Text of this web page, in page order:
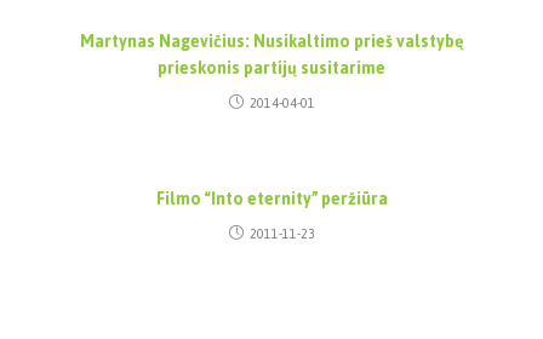
Martynas Nagevičius: Nusikaltimo prieš valstybę
prieskonis partijų susitarime
2014-04-01
Filmo “Into eternity” peržiūra
2011-11-23